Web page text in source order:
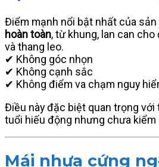
Điểm mạnh nổi bật nhất của sản
hoàn toàn, từ khung, lan can
và thang leo.
✔ Không góc nhọn
✔ Không cạnh sắc
✔ Không điểm va chạm nguy
Điều này đặc biệt quan trọng
tuổi hiếu động nhưng chưa
Mái nhựa cứng